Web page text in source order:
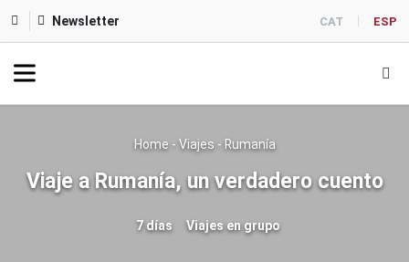
Newsletter CAT ESP
Home - Viajes - Rumanía
Viaje a Rumanía, un verdadero cuento
7 días Viajes en grupo